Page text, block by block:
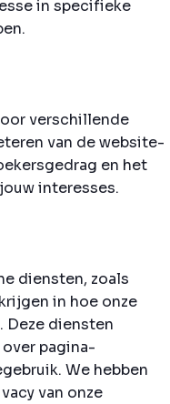
in specifieke
verschillende
van de website-
en het
interesses.
diensten, zoals
in hoe onze
Deze diensten
pagina-
We hebben
van onze